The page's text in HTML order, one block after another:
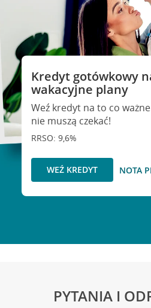
Kredyt gotówkowy
wakacyjne plany
Weź kredyt na to co
nie muszą czekać!
RRSO: 9,6%
WEŹ KREDYT NOTA
PYTANIA I